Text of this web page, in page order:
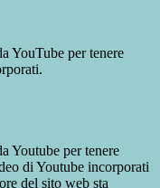
YouTube per tenere
Youtube per tenere
di Youtube incorporati
del sito web sta